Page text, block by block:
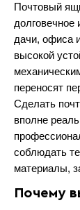
Почтовый
долговечное
дачи, офиса
высокой
переносят
Сделать
вполне
соблюдать
материалы,
Почему